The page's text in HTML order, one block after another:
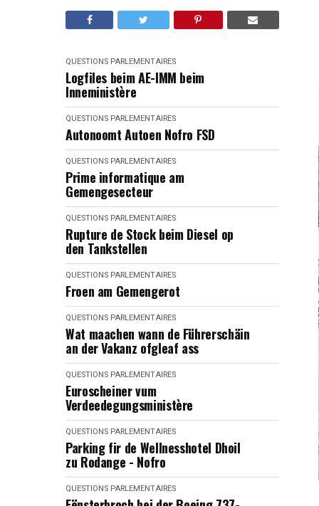
QUESTIONS PARLEMENTAIRES
Logfiles beim AE-IMM beim
Inneministère
QUESTIONS PARLEMENTAIRES
Autonoomt Autoen Nofro FSD
QUESTIONS PARLEMENTAIRES
Prime informatique am
Gemengesecteur
QUESTIONS PARLEMENTAIRES
Rupture de Stock beim Diesel op
den Tankstellen
QUESTIONS PARLEMENTAIRES
Froen am Gemengerot
QUESTIONS PARLEMENTAIRES
Wat maachen wann de Führerschäin
an der Vakanz ofgleaf ass
QUESTIONS PARLEMENTAIRES
Euroscheiner vum
Verdeedegungsministère
QUESTIONS PARLEMENTAIRES
Parking fir de Wellnesshotel Dhoil
zu Rodange - Nofro
QUESTIONS PARLEMENTAIRES